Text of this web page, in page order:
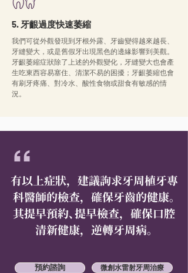
5. 牙齦過度快速萎縮
我們可從外觀發現到牙根外露、牙齒變得越來越長、
牙縫變大，或是舊假牙出現黑色的邊緣影響到美觀。
牙齦萎縮症狀除了上述的外觀變化，牙縫變大也會產
生吃東西容易塞住、清潔不易的困擾；牙齦萎縮也會
有刷牙疼痛、對冷水、酸性食物或甜食有敏感的情
況。
“
有以上症狀，建議詢求牙周植牙專
科醫師的檢查，確保牙齒的健康。
其提早預約、提早檢查，確保口腔
清新健康，逆轉牙周病。
預約諮詢 微創水雷射牙周治療